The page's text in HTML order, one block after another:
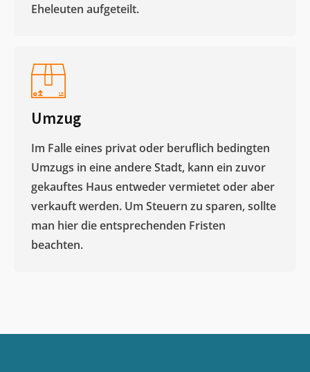
Eheleuten aufgeteilt.​
Umzug
Im Falle eines privat oder beruflich bedingten
Umzugs in eine andere Stadt, kann ein zuvor
gekauftes Haus entweder vermietet oder aber
verkauft werden. Um Steuern zu sparen, sollte
man hier die entsprechenden Fristen
beachten.